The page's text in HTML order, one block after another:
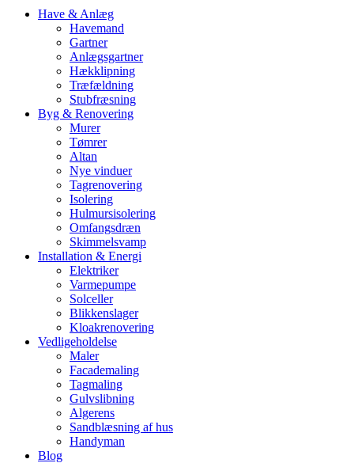
Have & Anlæg
Havemand
Gartner
Anlægsgartner
Hækklipning
Træfældning
Stubfræsning
Byg & Renovering
Murer
Tømrer
Altan
Nye vinduer
Tagrenovering
Isolering
Hulmursisolering
Omfangsdræn
Skimmelsvamp
Installation & Energi
Elektriker
Varmepumpe
Solceller
Blikkenslager
Kloakrenovering
Vedligeholdelse
Maler
Facademaling
Tagmaling
Gulvslibning
Algerens
Sandblæsning af hus
Handyman
Blog